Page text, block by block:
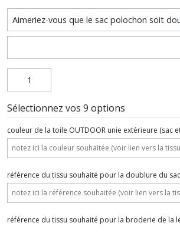
Sélectionnez vos 9 options
couleur de la toile OUTDOOR unie extérieure (sac
référence du tissu souhaité pour la doublure du sac
référence du tissu souhaité pour la broderie de la